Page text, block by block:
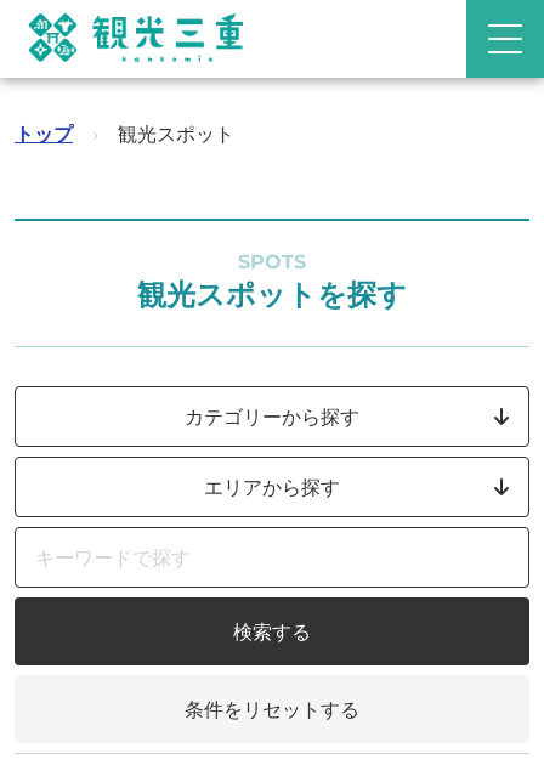
トップ › 観光スポット
SPOTS
観光スポットを探す
カテゴリーから探す
エリアから探す
検索する
条件をリセットする